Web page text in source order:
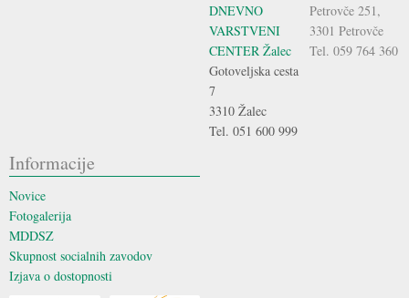
DNEVNO
VARSTVENI
CENTER Žalec
Gotoveljska cesta
7
3310 Žalec
Tel. 051 600 999
Petrovče 251,
3301 Petrovče
Tel. 059 764 360
Informacije
Novice
Fotogalerija
MDDSZ
Skupnost socialnih zavodov
Izjava o dostopnosti